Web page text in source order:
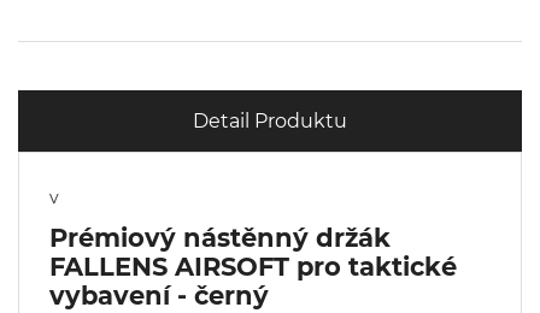
Detail Produktu
v
Prémiový nástěnný držák
FALLENS AIRSOFT pro taktické
vybavení - černý